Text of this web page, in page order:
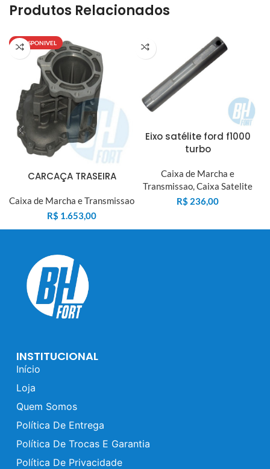
Produtos Relacionados
INDISPONIVEL
CARCAÇA TRASEIRA
Caixa de Marcha e Transmissao
R$ 1.653,00
Eixo satélite ford f1000
turbo
Caixa de Marcha e
Transmissao ,Caixa Satelite
R$ 236,00
INSTITUCIONAL
Início
Loja
Quem Somos
Política De Entrega
Política De Trocas E Garantia
Política De Privacidade